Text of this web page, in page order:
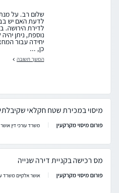
שלום רב. על
לדעת האם יש
לדירת הירושה.
נוספת, ניתן
יחידה עבור
כן, ...
המשך תשובה
מיסוי במכירת שטח חקלאי
פורום מיסוי מקרקעין משרד עורכי דין
מס רכישה בקניית דירה שנייה
פורום מיסוי מקרקעין אושר אלקיים משרד